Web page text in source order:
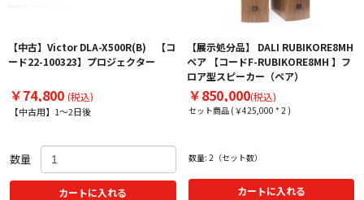
【中古】Victor DLA-X500R(B) 【コ
ード22-100323】プロジェクター
￥74,800 (税込)
【中古用】1～2日後
数量
カートに入れる
【展示処分品】 DALI RUBIKORE8MH
ペア 【コードF-RUBIKORE8MH 】フ
ロア型スピーカー（ペア）
￥850,000(税込)
セット商品 (￥425,000 * 2 )
数量: 2（セット数）
カートに入れる